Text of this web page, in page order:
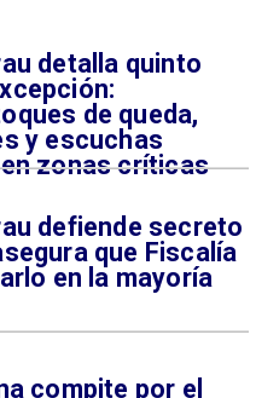
detalla quinto
de queda,
y escuchas
zonas críticas
defiende secreto
que Fiscalía
en la mayoría
compite por el